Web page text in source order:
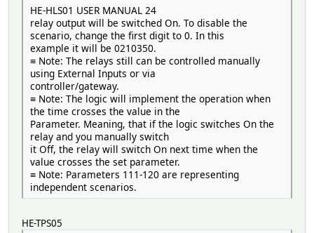
<Help>Key 3 scene response</Help>
</BitSet>
</Value>
<Value genre="config" index="36" label="Scene
<Help> Scene response ID 201 - 250 Valid
<BitSet id="1">
<Label>Key 1</Label>
<Help>Key 1 scene response</Help>
</BitSet>
<BitSet id="2">
<Label>Key 2</Label>
<Help>Key 2 scene response</Help>
</BitSet>
<BitSet id="3">
<Label>Key 3</Label>
<Help>Key 3 scene response</Help>
</Value>
HE-HLS01 USER MANUAL 24
relay output will be switched On. To disable the
scenario, change the first digit to 0. In this
example it will be 0210350.
≡ Note: The relays still can be controlled manually
using External Inputs or via
controller/gateway.
≡ Note: The logic will implement the operation when
the time crosses the value in the
Parameter. Meaning, that if the logic switches On the
relay and you manually switch
it Off, the relay will switch On next time when the
value crosses the set parameter.
≡ Note: Parameters 111-120 are representing
independent scenarios.
HE-TPS05